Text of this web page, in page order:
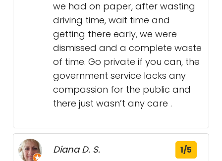
we had on paper, after wasting
driving time, wait time and
getting there early, we were
dismissed and a complete waste
of time. Go private if you can, the
government service lacks any
compassion for the public and
there just wasn’t any care .
Diana D. S. 1/5